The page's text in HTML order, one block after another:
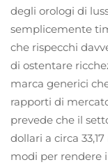
degli orologi di
semplicemente
che rispecchi
di ostentare
marca generici
rapporti di
prevede che il
dollari a circa
modi per rendere